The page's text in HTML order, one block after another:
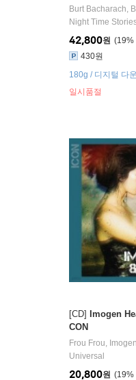
es: The
P]
Burt Bacharach,
Night Time
19%
42,800원
430원
일시품절
180g / 디지털 다
[CD]
Imogen
CON
Frou Frou,
Universal
19%
20,800원